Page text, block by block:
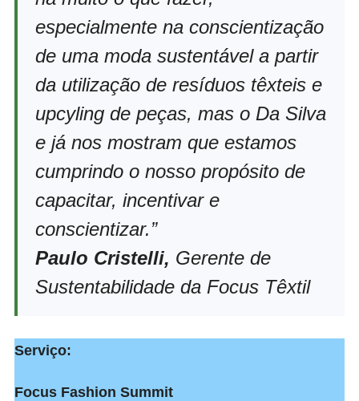
especialmente na conscientização
de uma moda sustentável a partir
da utilização de resíduos têxteis e
upcyling de peças, mas o Da Silva
e já nos mostram que estamos
cumprindo o nosso propósito de
capacitar, incentivar e
conscientizar.”
Paulo Cristelli, Gerente de
Sustentabilidade da Focus Têxtil
Serviço:
Focus Fashion Summit